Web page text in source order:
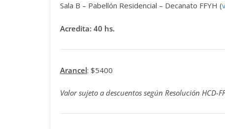
Sala B – Pabellón Residencial – Decanato FFYH (
Acredita: 40 hs.
Arancel: $5400
Valor sujeto a descuentos según Resolución HCD-